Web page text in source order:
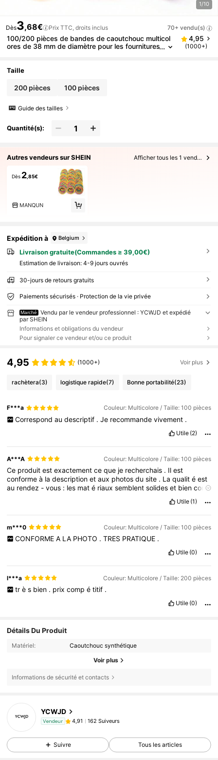
1/10
Dès3,68€ Prix TTC, droits inclus 70+ vendu(s)
100/200 pièces de bandes de caoutchouc multicol
ores de 38 mm de diamètre pour les fournitures
4,95
(1000+)
Taille
200 pièces 100 pièces
Guide des tailles
Quantité(s):
Autres vendeurs sur SHEIN Afficher tous les 1 vendeurs
Dès 2,85€
MANQUN
Expédition à Belgium
Livraison gratuite(Commandes ≥ 39,00€)
Estimation de livraison: 4-9 jours ouvrés
30-jours de retours gratuits
Paiements sécurisés · Protection de la vie privée
Marché
Vendu par le vendeur professionnel : YCWJD et expédié
par SHEIN
Informations et obligations du vendeur
Pour signaler ce vendeur et/ou ce produit
4,95 (1000+) Voir plus
rachètera(3) logistique rapide(7) Bonne portabilité(23)
F***a Couleur: Multicolore / Taille: 100 pièces
Correspond au descriptif . Je recommande vivement .
Utile (2)
A***A Couleur: Multicolore / Taille: 100 pièces
Ce produitestexactementceque je recherchais . Ilest
conformeà ladescriptionetaux photosdusite . Laqualitéest
au rendez -vous : les maté riauxsemblentsolideset biencon
aucundommage.
Ilestpratiqueetrépondparfaitementàmesattentes.Jesuis
vraiment
satisfaite
recommanderou ’autres articlessimilairessurle
site.
Utile (1)
m***0 Couleur: Multicolore / Taille: 100 pièces
CONFORME A LA PHOTO . TRES PRATIQUE .
Utile (0)
l***a Couleur: Multicolore / Taille: 200 pièces
tr è s bien . prix comp é titif .
Utile (0)
Détails Du Produit
Matériel: Caoutchouc synthétique
Voir plus
Informations de sécurité et contacts
YCWJD
Vendeur 4,91 162 Suiveurs
Suivre Tous les articles